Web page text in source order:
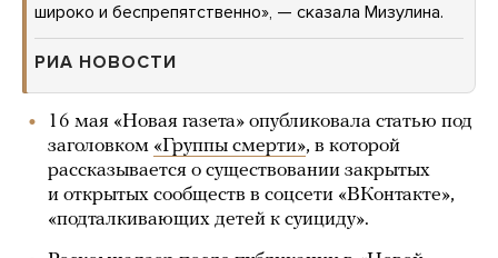
широко и беспрепятственно», — сказала Мизулина.
РИА НОВОСТИ
16 мая «Новая газета» опубликовала статью под
заголовком «Группы смерти», в которой
рассказывается о существовании закрытых
и открытых сообществ в соцсети «ВКонтакте»,
«подталкивающих детей к суициду».